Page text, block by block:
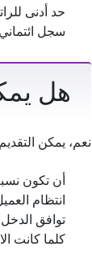
حد أدنى
سجل
هل
نعم، يمكن
أن تكون
انتظام
توافق
كلما كانت